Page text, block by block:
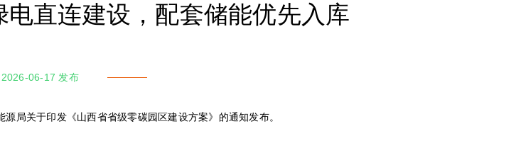
直连建设，配套储能优先入库
06-17 发布
局关于印发《山西省省级零碳园区建设方案》的通知发布。